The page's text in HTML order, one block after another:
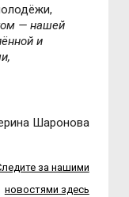
— нашей
и
Шаронова
за нашими
новостями здесь